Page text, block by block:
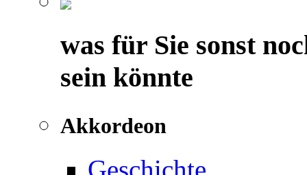
was für Sie sonst
sein könnte
Akkordeon